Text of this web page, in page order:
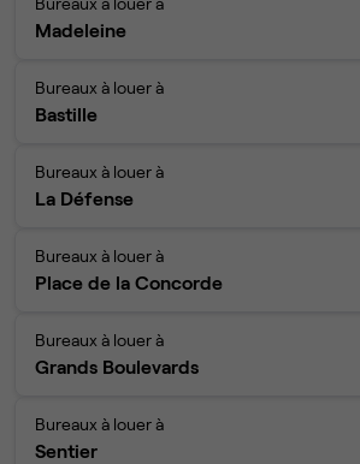
Madeleine
Bureaux à louer à
Bastille
Bureaux à louer à
La Défense
Bureaux à louer à
Place de la Concorde
Bureaux à louer à
Grands Boulevards
Bureaux à louer à
Sentier